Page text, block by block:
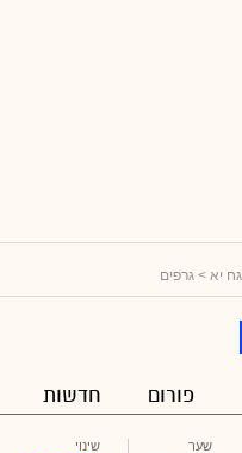
יא > גרפים
פורום חדשות
שער שינוי